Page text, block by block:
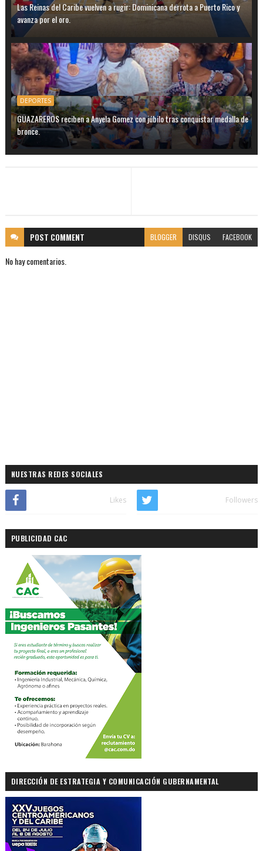
Las Reinas del Caribe vuelven a rugir: Dominicana derrota a Puerto Rico y
avanza por el oro.
DEPORTES
GUAZAREROS reciben a Anyela Gomez con júbilo tras conquistar medalla de
bronce.
POST COMMENT BLOGGER DISQUS FACEBOOK
No hay comentarios.
NUESTRAS REDES SOCIALES
Likes Followers
PUBLICIDAD CAC
DIRECCIÓN DE ESTRATEGIA Y COMUNICACIÓN GUBERNAMENTAL